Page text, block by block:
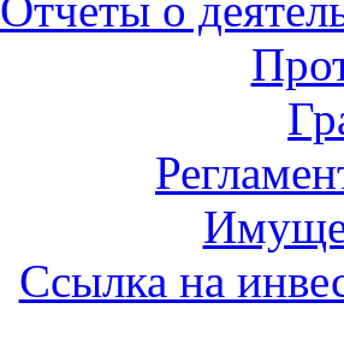
Отчеты о
Ссылка на